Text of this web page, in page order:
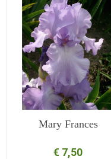
Mary Frances
€ 7,50